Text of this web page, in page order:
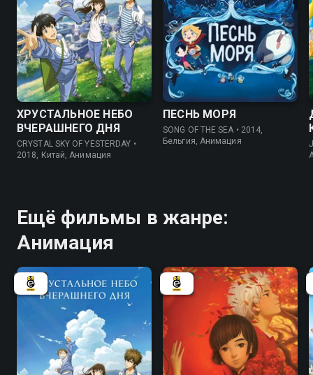
7.2 6.5
ХРУСТАЛЬНОЕ НЕБО
ВЧЕРАШНЕГО ДНЯ
CRYSTAL SKY OF YESTERDAY •
2018, Китай, Анимация
8.2 8.0
ПЕСНЬ МОРЯ
SONG OF THE SEA • 2014,
Бельгия, Анимация
Ещё фильмы в жанре:
Анимация